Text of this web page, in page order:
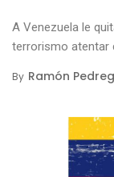
A Venezuela le
terrorismo atentar
By Ramón